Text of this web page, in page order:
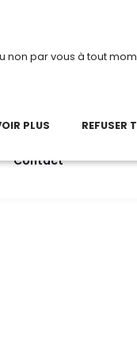
passe en mode été.
Contact
par vous à tout
PLUS REFUSER